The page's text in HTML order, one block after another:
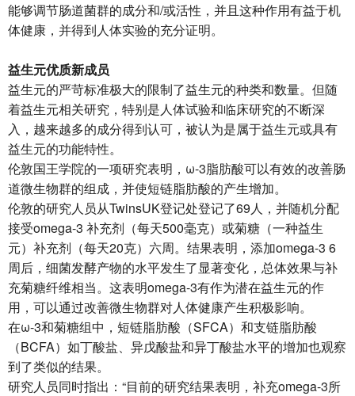
能够调节肠道菌群的成分和/或活性，并且这种作用有益于机
体健康，并得到人体实验的充分证明。
益生元优质新成员
益生元的严苛标准极大的限制了益生元的种类和数量。但随
着益生元相关研究，特别是人体试验和临床研究的不断深
入，越来越多的成分得到认可，被认为是属于益生元或具有
益生元的功能特性。
伦敦国王学院的一项研究表明，ω-3脂肪酸可以有效的改善肠
道微生物群的组成，并使短链脂肪酸的产生增加。
伦敦的研究人员从TwinsUK登记处登记了69人，并随机分配
接受omega-3 补充剂（每天500毫克）或菊糖（一种益生
元）补充剂（每天20克）六周。结果表明，添加omega-3 6
周后，细菌发酵产物的水平发生了显著变化，总体效果与补
充菊糖纤维相当。这表明omega-3有作为潜在益生元的作
用，可以通过改善微生物群对人体健康产生积极影响。
在ω-3和菊糖组中，短链脂肪酸（SFCA）和支链脂肪酸
（BCFA）如丁酸盐、异戊酸盐和异丁酸盐水平的增加也观察
到了类似的结果。
研究人员同时指出：“目前的研究结果表明，补充omega-3所